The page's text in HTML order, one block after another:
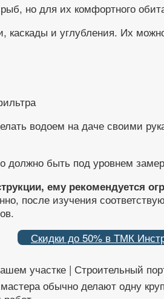
но для их комфортного
и углубления. Их
водоем на даче своими
должно быть под уровнем
ему рекомендуется
после изучения
Скидки до 50% в ТМК
участке | Строительный
обычно делают одну